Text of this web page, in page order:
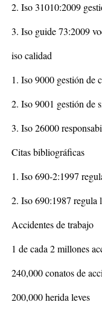
2. Iso 31010:2009
3. Iso guide 73:2009
iso calidad
1. Iso 9000 gestión de
2. Iso 9001 gestión de
3. Iso 26000
Citas bibliográficas
1. Iso 690-2:1997
2. Iso 690:1987 regula
Accidentes de trabajo
1 de cada 2 millones
240,000 conatos de
200,000 herida leves